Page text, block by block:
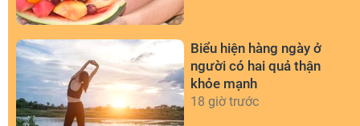
Biểu hiện hàng ngày ở
người có hai quả thận
khỏe mạnh
18 giờ trước